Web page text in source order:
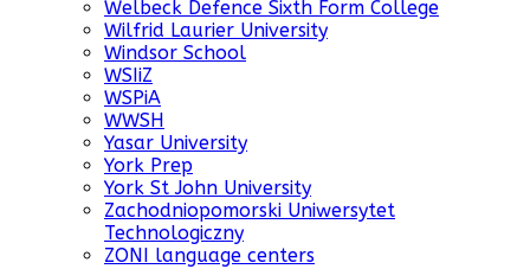
Welbeck Defence Sixth Form College
Wilfrid Laurier University
Windsor School
WSIiZ
WSPiA
WWSH
Yasar University
York Prep
York St John University
Zachodniopomorski Uniwersytet
Technologiczny
ZONI language centers